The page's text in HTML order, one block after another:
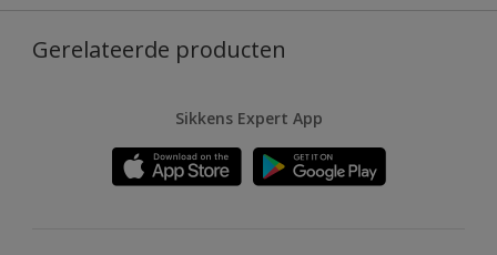
Gerelateerde producten
Sikkens Expert App